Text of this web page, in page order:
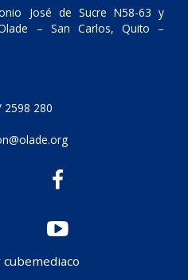
José de Sucre N58-63 y
– San Carlos, Quito –
2598 280